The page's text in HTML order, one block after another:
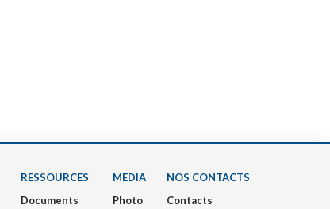
RESSOURCES
Documents
MEDIA
Photo
NOS CONTACTS
Contacts